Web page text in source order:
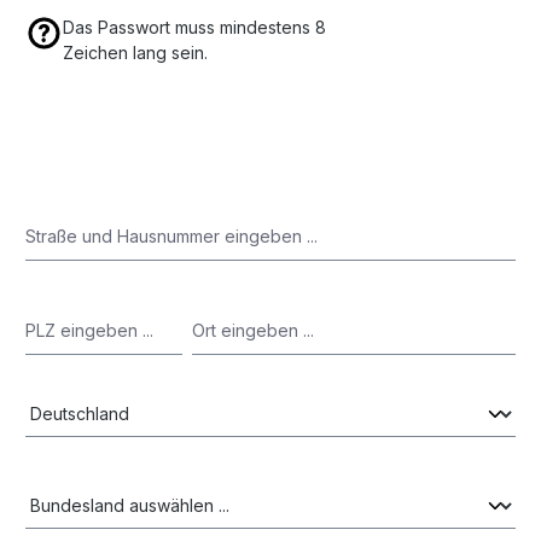
Das Passwort muss mindestens 8
Zeichen lang sein.